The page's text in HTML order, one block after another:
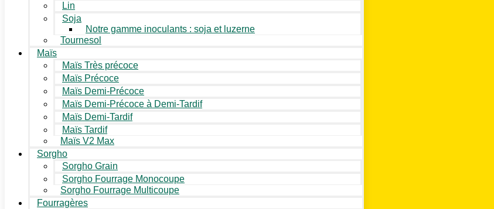
Lin
Soja
Notre gamme inoculants : soja et luzerne
Tournesol
Maïs
Maïs Très précoce
Maïs Précoce
Maïs Demi-Précoce
Maïs Demi-Précoce à Demi-Tardif
Maïs Demi-Tardif
Maïs Tardif
Maïs V2 Max
Sorgho
Sorgho Grain
Sorgho Fourrage Monocoupe
Sorgho Fourrage Multicoupe
Fourragères